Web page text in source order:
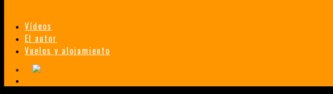
Vídeos
El autor
Vuelos y alojamiento